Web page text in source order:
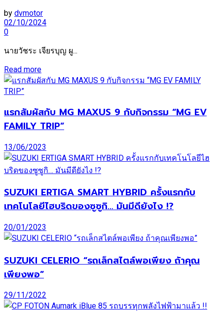
by dvmotor
02/10/2024
0
นายวัชระ เจียรบุญ ผู...
Read more
แรกสัมผัสกับ MG MAXUS 9 กับกิจกรรม “MG EV
FAMILY TRIP”
13/06/2023
SUZUKI ERTIGA SMART HYBRID ครั้งแรกกับ
เทคโนโลยีไฮบริดของซูซูกิ… มันมีดียังไง !?
20/01/2023
SUZUKI CELERIO “รถเล็กสไตล์พอเพียง ถ้าคุณ
เพียงพอ”
29/11/2022